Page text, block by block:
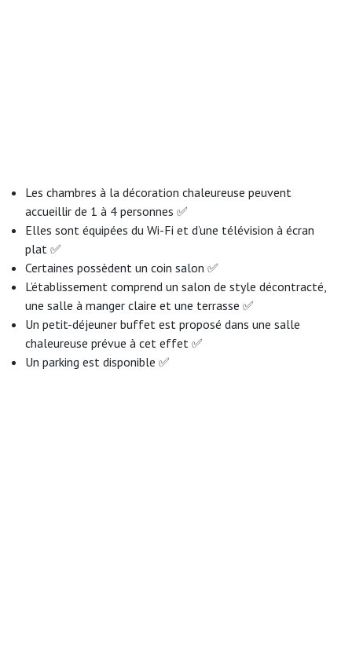
Les chambres à la décoration chaleureuse peuvent
accueillir de 1 à 4 personnes ✅
Elles sont équipées du Wi-Fi et d’une télévision à écran
plat ✅
Certaines possèdent un coin salon ✅
L’établissement comprend un salon de style décontracté,
une salle à manger claire et une terrasse ✅
Un petit-déjeuner buffet est proposé dans une salle
chaleureuse prévue à cet effet ✅
Un parking est disponible ✅